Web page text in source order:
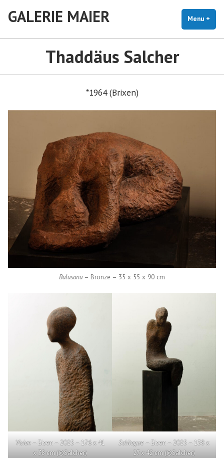
GALERIE MAIER Menu +
Thaddäus Salcher
*1964 (Brixen)
Balasana – Bronze – 35 x 55 x 90 cm
Vision– Eisen – 2025 – 176 x 41
x 38 cm (©Salcher)
Solilogue– Eisen – 2025 – 138 x
27 x 42 cm (©Salcher)